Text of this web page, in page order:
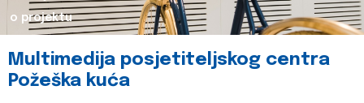
o projektu
Multimedija posjetiteljskog centra
Požeška kuća